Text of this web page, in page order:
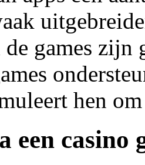
de games
hen
een casino